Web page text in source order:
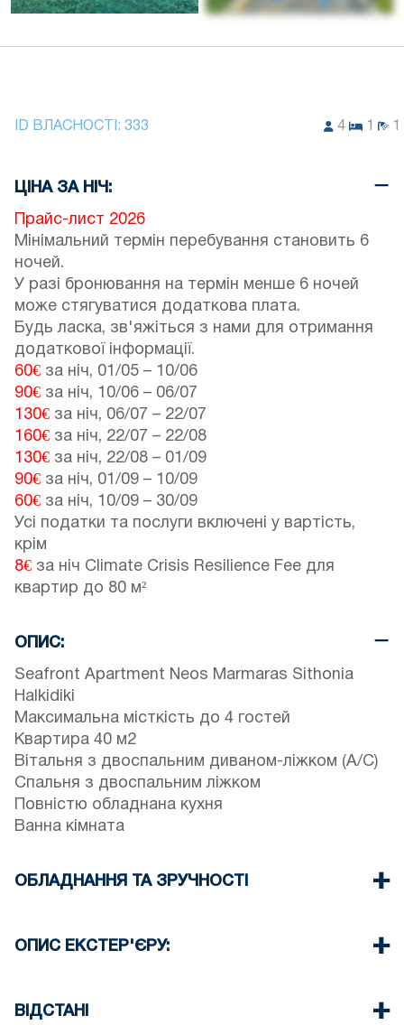
ID ВЛАСНОСТІ: 333 4
ЦІНА ЗА НІЧ:
Прайс-лист 2026
Мінімальний термін перебування становить 6
ночей.
У разі бронювання на термін менше 6 ночей
може стягуватися додаткова плата.
Будь ласка, зв'яжіться з нами для отримання
додаткової інформації.
60€ за ніч, 01/05 – 10/06
90€ за ніч, 10/06 – 06/07
130€ за ніч, 06/07 – 22/07
160€ за ніч, 22/07 – 22/08
130€ за ніч, 22/08 – 01/09
90€ за ніч, 01/09 – 10/09
60€ за ніч, 10/09 – 30/09
Усі податки та послуги включені у вартість,
крім
8€ за ніч Climate Crisis Resilience Fee для
квартир до 80 м²
ОПИС:
Seafront Apartment Neos Marmaras Sithonia
Halkidiki
Максимальна місткість до 4 гостей
Квартира 40 м2
Вітальня з двоспальним диваном-ліжком (A/C)
Спальня з двоспальним ліжком
Повністю обладнана кухня
Ванна кімната
ОБЛАДНАННЯ ТА ЗРУЧНОСТІ
Один Кондиціонер
Пральна машина
ОПИС ЕКСТЕР'ЄРУ:
навколо помешкання
ВІДСТАНІ